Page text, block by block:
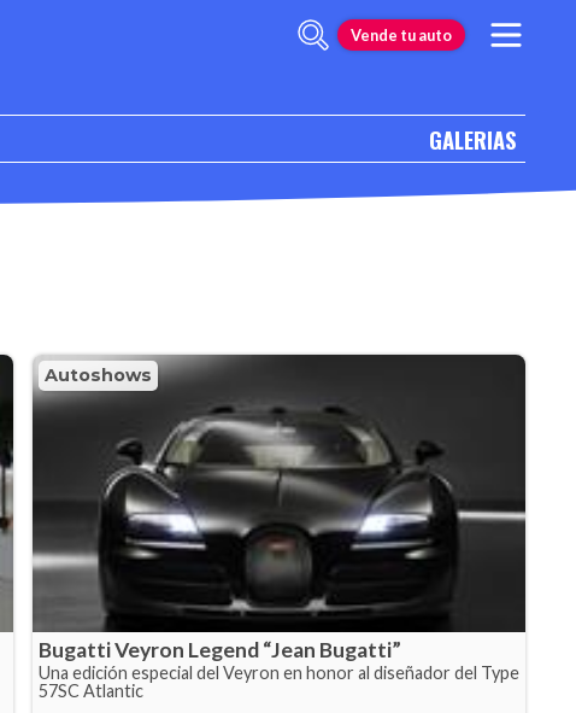
Vende tu auto
GALERIAS
Autoshows
Bugatti Veyron Legend “Jean Bugatti”
Una edición especial del Veyron en honor al diseñador del Type
57SC Atlantic